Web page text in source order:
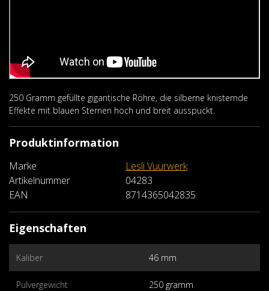
250 Gramm gefüllte gigantische Röhre, die silberne knisternde
Effekte mit blauen Sternen hoch und breit ausspuckt.
Produktinformation
Marke
Lesli Vuurwerk
Artikelnummer
04283
EAN
8714365042835
Eigenschaften
Kaliber 46 mm
Pulvergewicht 250 gramm